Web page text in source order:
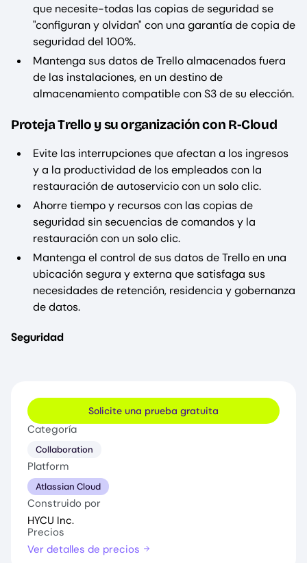
que necesite-todas las copias de seguridad se
"configuran y olvidan" con una garantía de copia de
seguridad del 100%.
Mantenga sus datos de Trello almacenados fuera
de las instalaciones, en un destino de
almacenamiento compatible con S3 de su elección.
Proteja Trello y su organización con R-Cloud
Evite las interrupciones que afectan a los ingresos
y a la productividad de los empleados con la
restauración de autoservicio con un solo clic.
Ahorre tiempo y recursos con las copias de
seguridad sin secuencias de comandos y la
restauración con un solo clic.
Mantenga el control de sus datos de Trello en una
ubicación segura y externa que satisfaga sus
necesidades de retención, residencia y gobernanza
de datos.
Seguridad
Solicite una prueba gratuita
Categoría
Collaboration
Platform
Atlassian Cloud
Construido por
HYCU Inc.
Precios
Ver detalles de precios